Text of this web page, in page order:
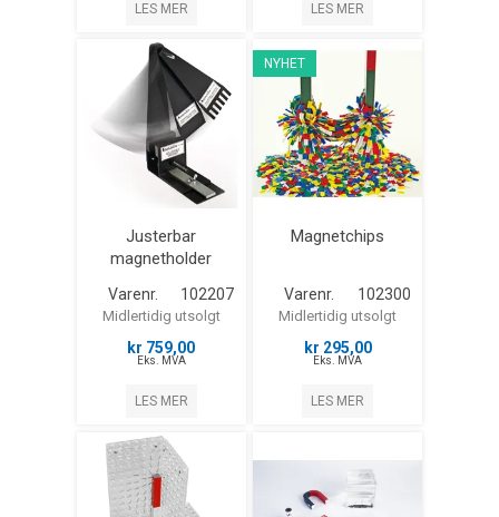
LES MER LES MER
Justerbar
magnetholder
Varenr. 102207
Midlertidig utsolgt
kr 759,00
Eks. MVA
LES MER
NYHET
Magnetchips
Varenr. 102300
Midlertidig utsolgt
kr 295,00
Eks. MVA
LES MER